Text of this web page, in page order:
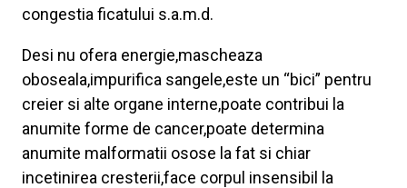
congestia ficatului s.a.m.d.
Desi nu ofera energie,mascheaza
oboseala,impurifica sangele,este un “bici” pentru
creier si alte organe interne,poate contribui la
anumite forme de cancer,poate determina
anumite malformatii osose la fat si chiar
incetinirea cresterii,face corpul insensibil la